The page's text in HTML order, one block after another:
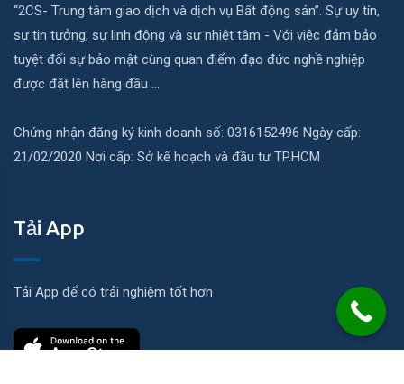
“2CS- Trung tâm giao dịch và dịch vụ Bất động sản”. Sự uy tín,
sự tin tưởng, sự linh động và sự nhiệt tâm - Với việc đảm bảo
tuyệt đối sự bảo mật cùng quan điểm đạo đức nghề nghiệp
được đặt lên hàng đầu ...
Chứng nhận đăng ký kinh doanh số: 0316152496 Ngày cấp:
21/02/2020 Nơi cấp: Sở kế hoạch và đầu tư TP.HCM
Tải App
Tải App để có trải nghiệm tốt hơn